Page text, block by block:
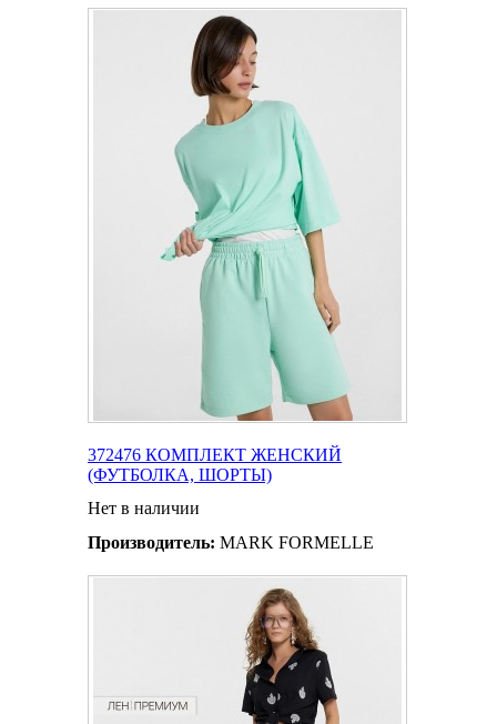
372476 КОМПЛЕКТ ЖЕНСКИЙ
(ФУТБОЛКА, ШОРТЫ)
Нет в наличии
Производитель: MARK FORMELLE